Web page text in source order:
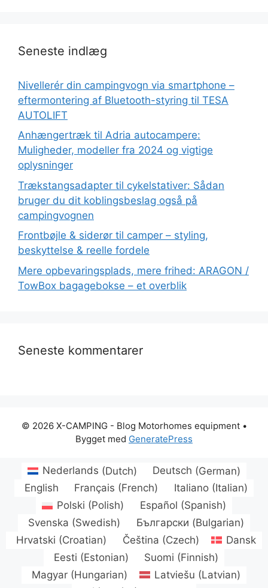
Seneste indlæg
Nivellerér din campingvogn via smartphone –
eftermontering af Bluetooth-styring til TESA
AUTOLIFT
Anhængertræk til Adria autocampere:
Muligheder, modeller fra 2024 og vigtige
oplysninger
Trækstangsadapter til cykelstativer: Sådan
bruger du dit koblingsbeslag også på
campingvognen
Frontbøjle & siderør til camper – styling,
beskyttelse & reelle fordele
Mere opbevaringsplads, mere frihed: ARAGON /
TowBox bagagebokse – et overblik
Seneste kommentarer
© 2026 X-CAMPING - Blog Motorhomes equipment•
Bygget med GeneratePress
Nederlands (Dutch) Deutsch (German)
English
Français (French) Italiano (Italian)
Polski (Polish) Español (Spanish)
Svenska (Swedish) Български (Bulgarian)
Hrvatski (Croatian) Čeština (Czech)
Dansk
Eesti (Estonian) Suomi (Finnish)
Magyar (Hungarian) Latviešu (Latvian)